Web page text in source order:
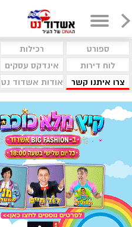
ספורט רכילות
לוח דירות
אינדקס עסקים
צרו איתנו קשר
אודות אשדוד נט